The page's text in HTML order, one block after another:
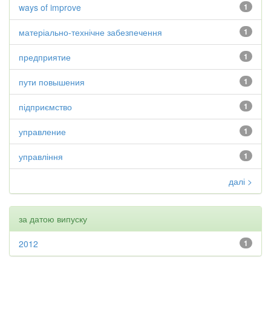
1
ways of improve
1
матеріально-технічне забезпечення
1
предприятие
1
пути повышения
1
підприємство
1
управление
1
управління
далі >
за датою випуску
1
2012